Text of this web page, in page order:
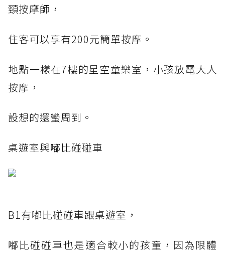
頸按摩師，
住客可以享有200元簡單按摩。
地點一樣在7樓的星空童樂室，小孩放電大人
按摩，
設想的還蠻周到。
桌遊室與嘟比碰碰車
B1有嘟比碰碰車跟桌遊室，
嘟比碰碰車也是適合較小的孩童，因為限體